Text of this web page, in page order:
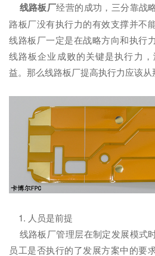
线路板厂经营的成功，三分靠战
路板厂没有执行力的有效支撑并不
线路板厂一定是在战略方向和执行
线路板企业成败的关键是执行力
益。那么线路板厂提高执行力应该从
1. 人员是前提
线路板厂管理层在制定发展模式
员工是否执行的了发展方案中的要